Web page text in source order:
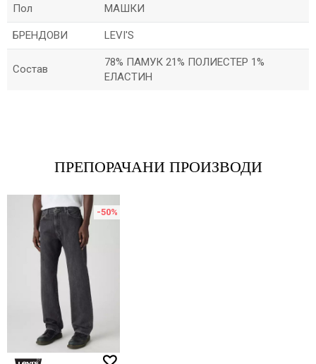
Пол МАШКИ
БРЕНДОВИ LEVI'S
Состав
78% ПАМУК 21% ПОЛИЕСТЕР 1%
ЕЛАСТИН
Порака
ПРЕПОРАЧАНИ ПРОИЗВОДИ
-50%